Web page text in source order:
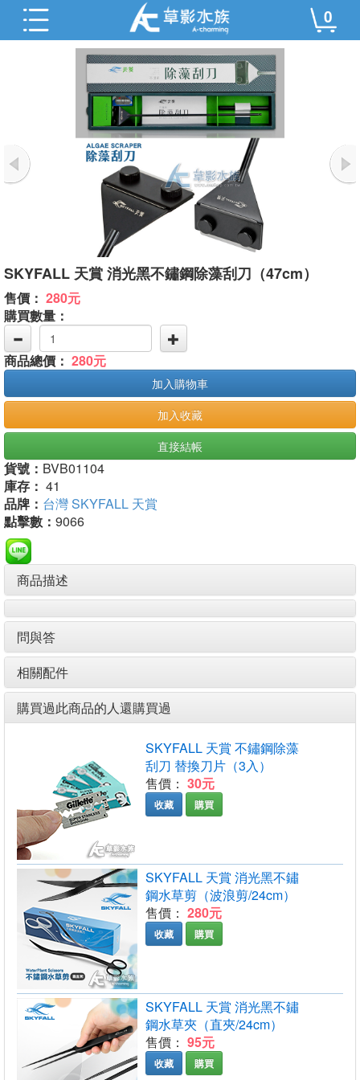
0
SKYFALL 天賞 消光黑不鏽鋼除藻刮刀（47cm）
售價： 280元
購買數量：
商品總價： 280元
加入購物車
加入收藏
直接結帳
貨號： BVB01104
庫存： 41
品牌： 台灣 SKYFALL 天賞
點擊數： 9066
商品描述
問與答
相關配件
購買過此商品的人還購買過
SKYFALL 天賞 不鏽鋼除藻
刮刀 替換刀片（3入）
售價： 30元
收藏 購買
SKYFALL 天賞 消光黑不鏽
鋼水草剪（波浪剪/24cm）
售價： 280元
收藏 購買
SKYFALL 天賞 消光黑不鏽
鋼水草夾（直夾/24cm）
售價： 95元
收藏 購買